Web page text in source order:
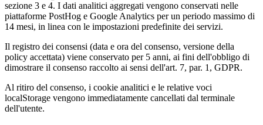
sezione 3 e 4. I dati analitici aggregati vengono conservati nelle
piattaforme PostHog e Google Analytics per un periodo massimo di
14 mesi, in linea con le impostazioni predefinite dei servizi.
Il registro dei consensi (data e ora del consenso, versione della
policy accettata) viene conservato per 5 anni, ai fini dell'obbligo di
dimostrare il consenso raccolto ai sensi dell'art. 7, par. 1, GDPR.
Al ritiro del consenso, i cookie analitici e le relative voci
localStorage vengono immediatamente cancellati dal terminale
dell'utente.